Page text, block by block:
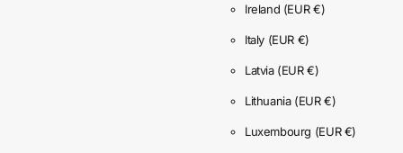
Ireland (EUR €)
Italy (EUR €)
Latvia (EUR €)
Lithuania (EUR €)
Luxembourg (EUR €)